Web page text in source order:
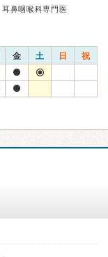
鼻咽喉科専門医
金 土 日 祝